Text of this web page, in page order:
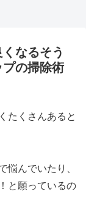
なるそう
プの掃除術
たくさんあると
悩んでいたり、
と願っているの